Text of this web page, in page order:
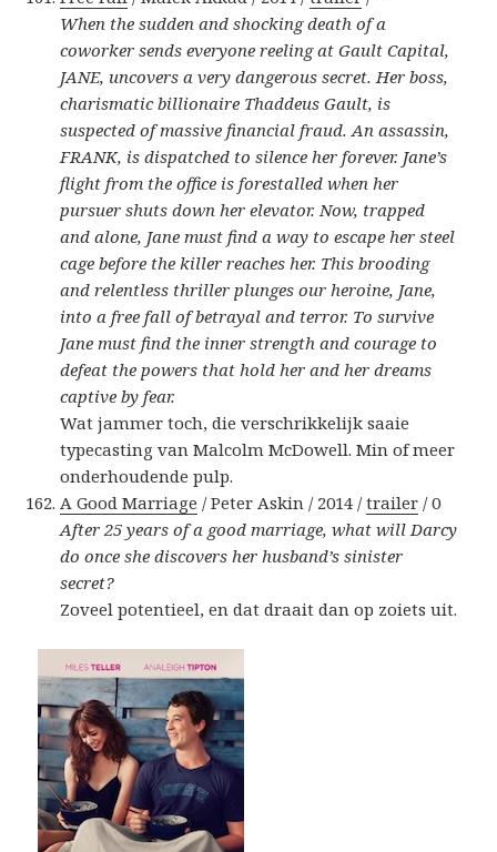
When the sudden and shocking death of a
coworker sends everyone reeling at Gault Capital,
JANE, uncovers a very dangerous secret. Her boss,
charismatic billionaire Thaddeus Gault, is
suspected of massive financial fraud. An assassin,
FRANK, is dispatched to silence her forever. Jane’s
flight from the office is forestalled when her
pursuer shuts down her elevator. Now, trapped
and alone, Jane must find a way to escape her steel
cage before the killer reaches her. This brooding
and relentless thriller plunges our heroine, Jane,
into a free fall of betrayal and terror. To survive
Jane must find the inner strength and courage to
defeat the powers that hold her and her dreams
captive by fear.
Wat jammer toch, die verschrikkelijk saaie
typecasting van Malcolm McDowell. Min of meer
onderhoudende pulp.
A Good Marriage / Peter Askin / 2014 /trailer / 0
After 25 years of a good marriage, what will Darcy
do once she discovers her husband’s sinister
secret?
Zoveel potentieel, en dat draait dan op zoiets uit.